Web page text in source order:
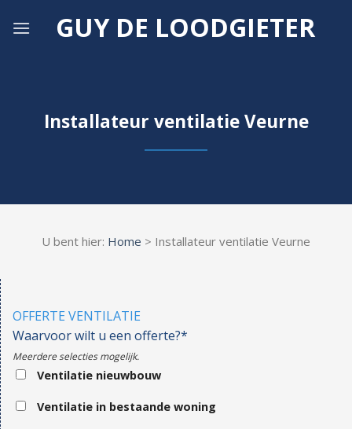
GUY DE LOODGIETER
Installateur ventilatie Veurne
U bent hier: Home > Installateur ventilatie Veurne
OFFERTE VENTILATIE
Waarvoor wilt u een offerte?*
Meerdere selecties mogelijk.
Ventilatie nieuwbouw
Ventilatie in bestaande woning